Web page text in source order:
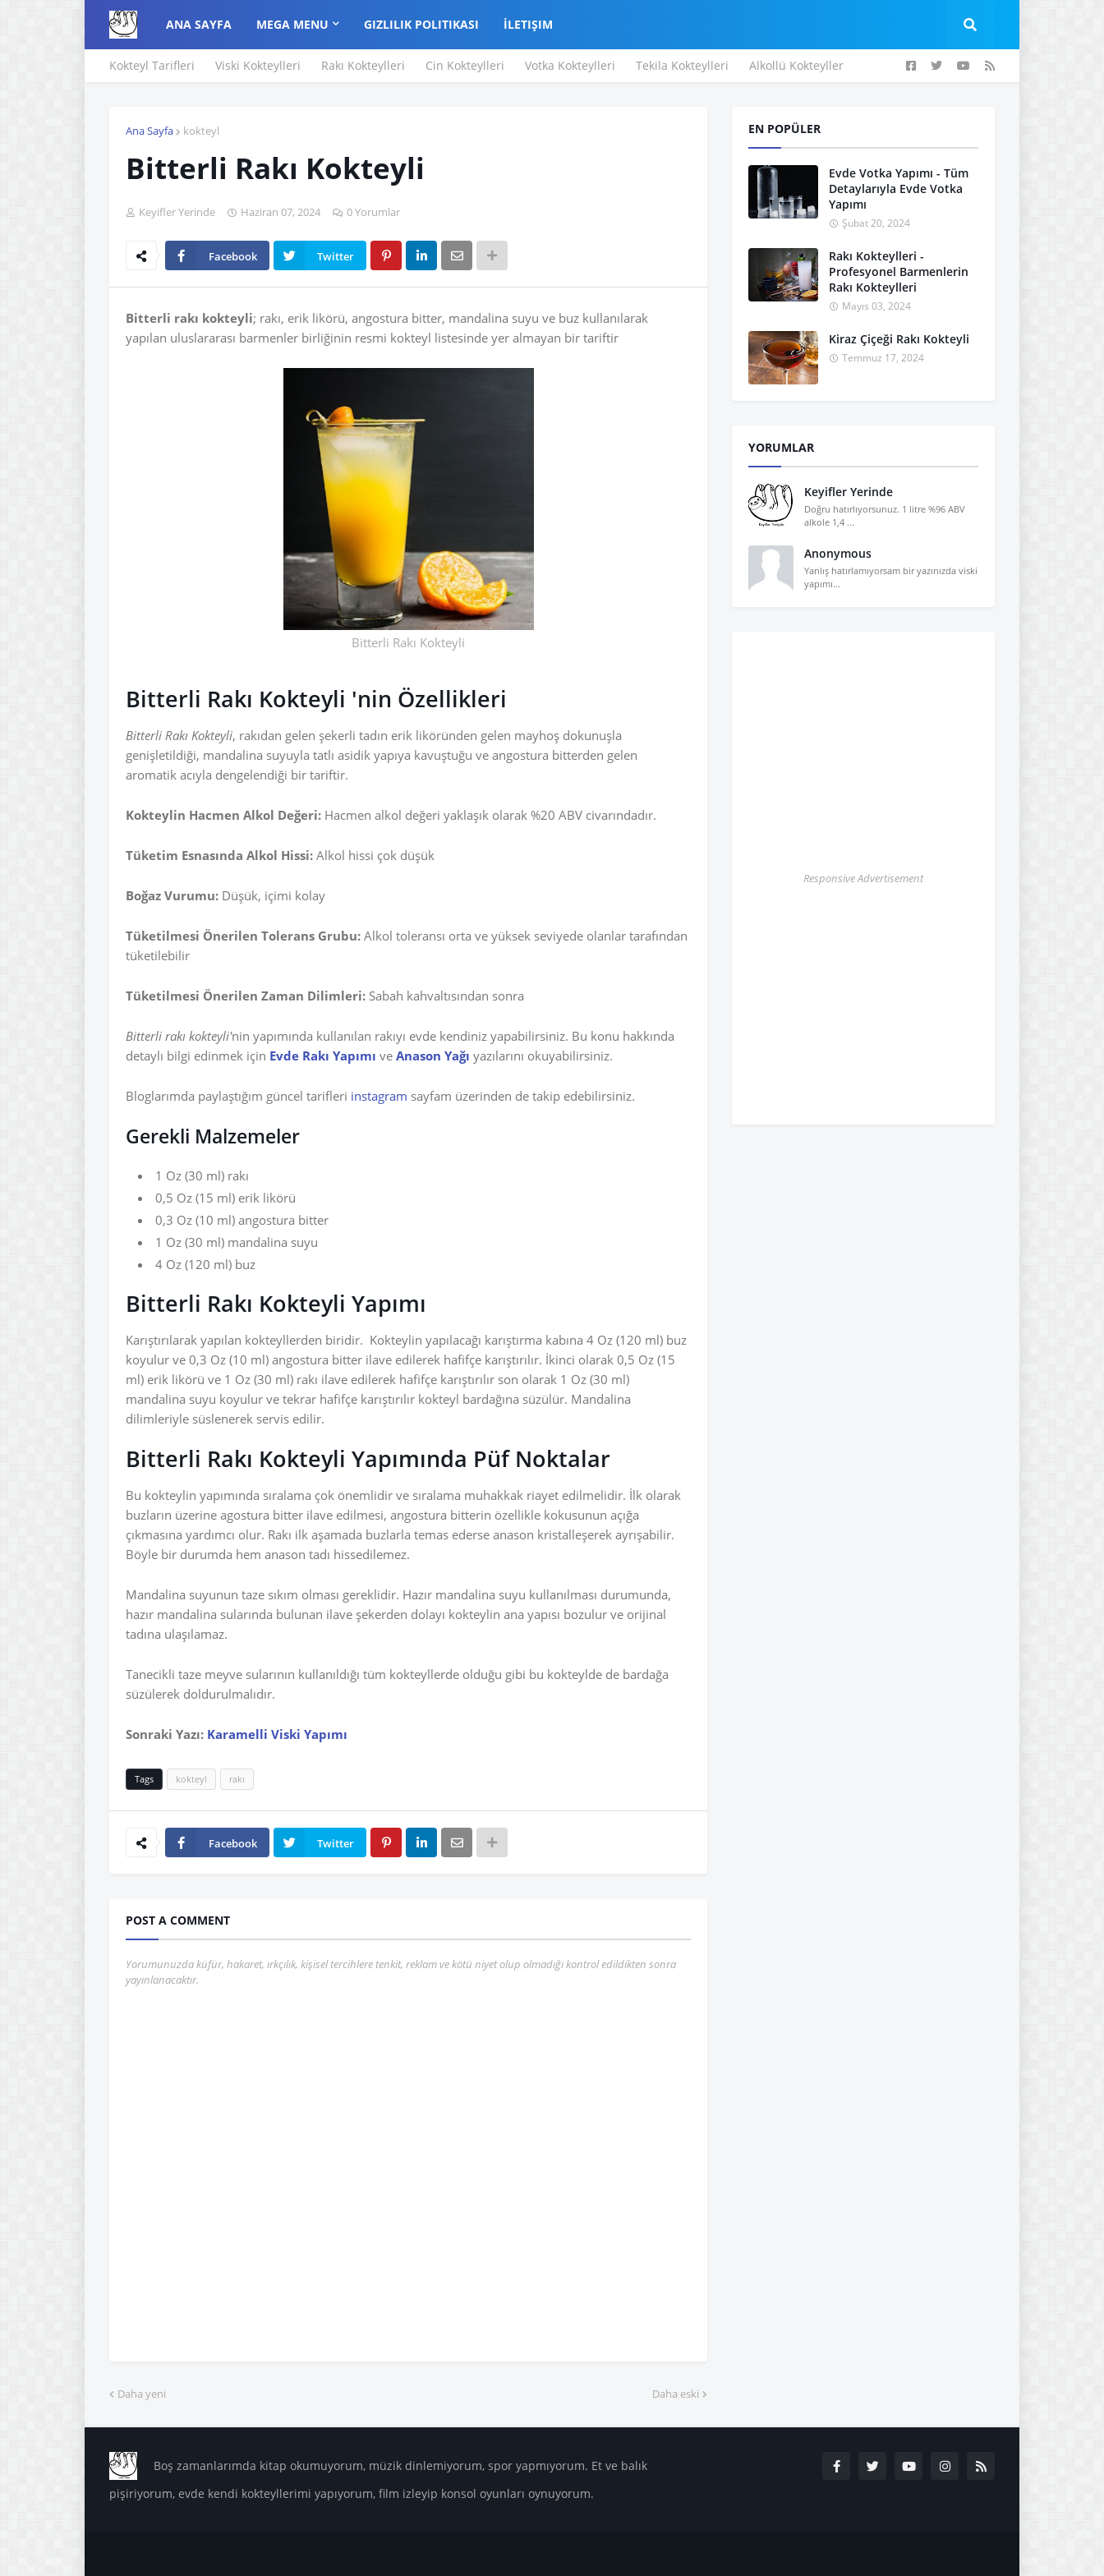
ANA SAYFA MEGA MENU GIZLILIK POLITIKASI İLETIŞIM
Kokteyl Tarifleri Viski Kokteylleri Rakı Kokteylleri Cin Kokteylleri Votka Kokteylleri Tekila Kokteylleri Alkollü Kokteyller
Ana Sayfa kokteyl
Bitterli Rakı Kokteyli
Keyifler Yerinde Haziran 07, 2024 0 Yorumlar
Facebook Twitter
Bitterli rakı kokteyli; rakı, erik likörü, angostura bitter, mandalina suyu ve buz kullanılarak
yapılan uluslararası barmenler birliğinin resmi kokteyl listesinde yer almayan bir tariftir
Bitterli Rakı Kokteyli
Bitterli Rakı Kokteyli 'nin Özellikleri
Bitterli Rakı Kokteyli, rakıdan gelen şekerli tadın erik liköründen gelen mayhoş dokunuşla
genişletildiği, mandalina suyuyla tatlı asidik yapıya kavuştuğu ve angostura bitterden gelen
aromatik acıyla dengelendiği bir tariftir.
Kokteylin Hacmen Alkol Değeri: Hacmen alkol değeri yaklaşık olarak %20 ABV civarındadır.
Tüketim Esnasında Alkol Hissi: Alkol hissi çok düşük
Boğaz Vurumu: Düşük, içimi kolay
Tüketilmesi Önerilen Tolerans Grubu: Alkol toleransı orta ve yüksek seviyede olanlar tarafından
tüketilebilir
Tüketilmesi Önerilen Zaman Dilimleri: Sabah kahvaltısından sonra
Bitterli rakı kokteyli'nin yapımında kullanılan rakıyı evde kendiniz yapabilirsiniz. Bu konu hakkında
detaylı bilgi edinmek için Evde Rakı Yapımı ve Anason Yağı yazılarını okuyabilirsiniz.
Bloglarımda paylaştığım güncel tarifleri instagram sayfam üzerinden de takip edebilirsiniz.
Gerekli Malzemeler
1 Oz (30 ml) rakı
0,5 Oz (15 ml) erik likörü
0,3 Oz (10 ml) angostura bitter
1 Oz (30 ml) mandalina suyu
4 Oz (120 ml) buz
Bitterli Rakı Kokteyli Yapımı
Karıştırılarak yapılan kokteyllerden biridir. Kokteylin yapılacağı karıştırma kabına 4 Oz (120 ml) buz
koyulur ve 0,3 Oz (10 ml) angostura bitter ilave edilerek hafifçe karıştırılır. İkinci olarak 0,5 Oz (15
ml) erik likörü ve 1 Oz (30 ml) rakı ilave edilerek hafifçe karıştırılır son olarak 1 Oz (30 ml)
mandalina suyu koyulur ve tekrar hafifçe karıştırılır kokteyl bardağına süzülür. Mandalina
dilimleriyle süslenerek servis edilir.
Bitterli Rakı Kokteyli Yapımında Püf Noktalar
Bu kokteylin yapımında sıralama çok önemlidir ve sıralama muhakkak riayet edilmelidir. İlk olarak
buzların üzerine agostura bitter ilave edilmesi, angostura bitterin özellikle kokusunun açığa
çıkmasına yardımcı olur. Rakı ilk aşamada buzlarla temas ederse anason kristalleşerek ayrışabilir.
Böyle bir durumda hem anason tadı hissedilemez.
Mandalina suyunun taze sıkım olması gereklidir. Hazır mandalina suyu kullanılması durumunda,
hazır mandalina sularında bulunan ilave şekerden dolayı kokteylin ana yapısı bozulur ve orijinal
tadına ulaşılamaz.
Tanecikli taze meyve sularının kullanıldığı tüm kokteyllerde olduğu gibi bu kokteylde de bardağa
süzülerek doldurulmalıdır.
Sonraki Yazı: Karamelli Viski Yapımı
Tags kokteyl rakı
Facebook Twitter
POST A COMMENT
Yorumunuzda küfür, hakaret, ırkçılık, kişisel tercihlere tenkit, reklam ve kötü niyet olup olmadığı kontrol edildikten sonra
yayınlanacaktır.
Daha yeni Daha eski
EN POPÜLER
Evde Votka Yapımı - Tüm
Detaylarıyla Evde Votka
Yapımı
Şubat 20, 2024
Rakı Kokteylleri -
Profesyonel Barmenlerin
Rakı Kokteylleri
Mayıs 03, 2024
Kiraz Çiçeği Rakı Kokteyli
Temmuz 17, 2024
YORUMLAR
Keyifler Yerinde
Doğru hatırlıyorsunuz. 1 litre %96 ABV
alkole 1,4 ...
Anonymous
Yanlış hatırlamıyorsam bir yazınızda viski
yapımı...
Responsive Advertisement
Boş zamanlarımda kitap okumuyorum, müzik dinlemiyorum, spor yapmıyorum. Et ve balık
pişiriyorum, evde kendi kokteyllerimi yapıyorum, film izleyip konsol oyunları oynuyorum.